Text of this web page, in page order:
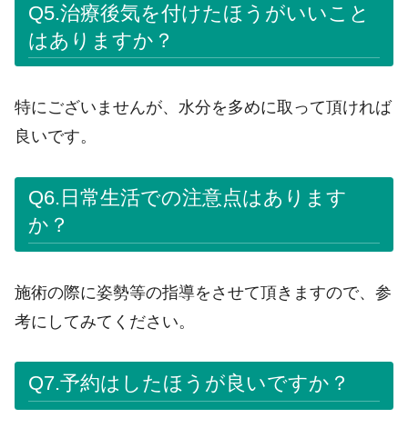
Q5.治療後気を付けたほうがいいこと
はありますか？
特にございませんが、水分を多めに取って頂ければ
良いです。
Q6.日常生活での注意点はあります
か？
施術の際に姿勢等の指導をさせて頂きますので、参
考にしてみてください。
Q7.予約はしたほうが良いですか？